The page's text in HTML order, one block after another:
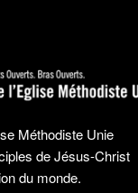
Méthodiste Unie
de Jésus-Christ
du monde.